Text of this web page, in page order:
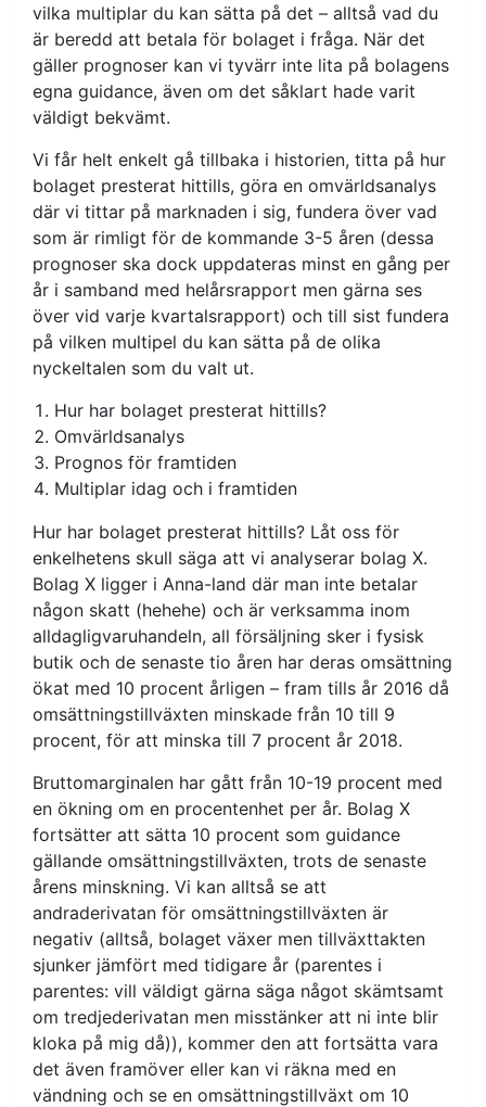
vilka multiplar du kan sätta på det – alltså vad du
är beredd att betala för bolaget i fråga. När det
gäller prognoser kan vi tyvärr inte lita på bolagens
egna guidance, även om det såklart hade varit
väldigt bekvämt.
Vi får helt enkelt gå tillbaka i historien, titta på hur
bolaget presterat hittills, göra en omvärldsanalys
där vi tittar på marknaden i sig, fundera över vad
som är rimligt för de kommande 3-5 åren (dessa
prognoser ska dock uppdateras minst en gång per
år i samband med helårsrapport men gärna ses
över vid varje kvartalsrapport) och till sist fundera
på vilken multipel du kan sätta på de olika
nyckeltalen som du valt ut.
Hur har bolaget presterat hittills?
Omvärldsanalys
Prognos för framtiden
Multiplar idag och i framtiden
Hur har bolaget presterat hittills? Låt oss för
enkelhetens skull säga att vi analyserar bolag X.
Bolag X ligger i Anna-land där man inte betalar
någon skatt (hehehe) och är verksamma inom
alldagligvaruhandeln, all försäljning sker i fysisk
butik och de senaste tio åren har deras omsättning
ökat med 10 procent årligen – fram tills år 2016 då
omsättningstillväxten minskade från 10 till 9
procent, för att minska till 7 procent år 2018.
Bruttomarginalen har gått från 10-19 procent med
en ökning om en procentenhet per år. Bolag X
fortsätter att sätta 10 procent som guidance
gällande omsättningstillväxten, trots de senaste
årens minskning. Vi kan alltså se att
andraderivatan för omsättningstillväxten är
negativ (alltså, bolaget växer men tillväxttakten
sjunker jämfört med tidigare år (parentes i
parentes: vill väldigt gärna säga något skämtsamt
om tredjederivatan men misstänker att ni inte blir
kloka på mig då)), kommer den att fortsätta vara
det även framöver eller kan vi räkna med en
vändning och se en omsättningstillväxt om 10